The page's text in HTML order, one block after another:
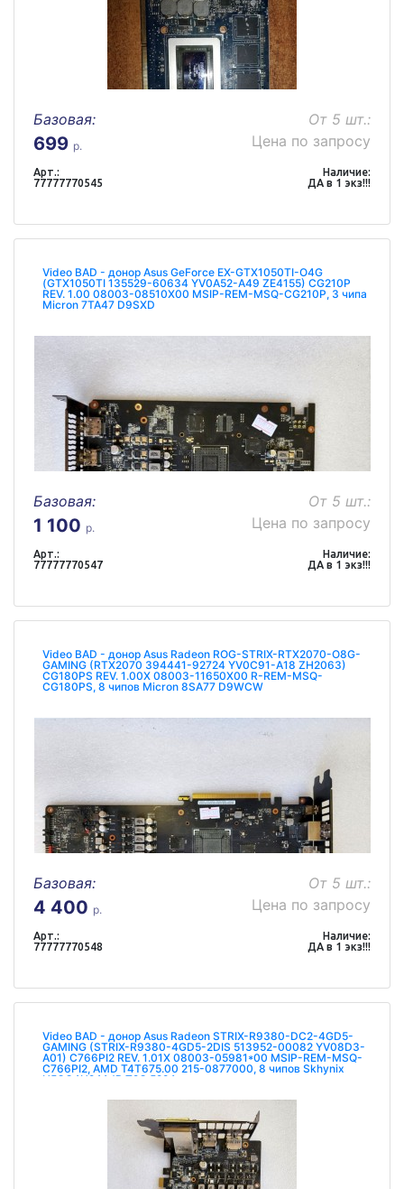
Базовая:
699 р.
От 5 шт.:
Цена по запросу
Арт.:
77777770545
Наличие:
ДА в 1 экз!!!
Video BAD - донор Asus GeForce EX-GTX1050TI-O4G
(GTX1050TI 135529-60634 YV0A52-A49 ZE4155) CG210P
REV. 1.00 08003-08510X00 MSIP-REM-MSQ-CG210P, 3 чипа
Micron 7TA47 D9SXD
Базовая:
1 100 р.
От 5 шт.:
Цена по запросу
Арт.:
77777770547
Наличие:
ДА в 1 экз!!!
Video BAD - донор Asus Radeon ROG-STRIX-RTX2070-O8G-
GAMING (RTX2070 394441-92724 YV0C91-A18 ZH2063)
CG180PS REV. 1.00X 08003-11650X00 R-REM-MSQ-
CG180PS, 8 чипов Micron 8SA77 D9WCW
Базовая:
4 400 р.
От 5 шт.:
Цена по запросу
Арт.:
77777770548
Наличие:
ДА в 1 экз!!!
Video BAD - донор Asus Radeon STRIX-R9380-DC2-4GD5-
GAMING (STRIX-R9380-4GD5-2DIS 513952-00082 YV08D3-
A01) C766PI2 REV. 1.01X 08003-05981*00 MSIP-REM-MSQ-
C766PI2, AMD T4T675.00 215-0877000, 8 чипов Skhynix
H5GC4H24AJR T2C 529A